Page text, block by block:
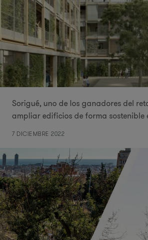
Sorigué, uno de los ganadores del
ampliar edificios de forma sostenible
7 DICIEMBRE 2022